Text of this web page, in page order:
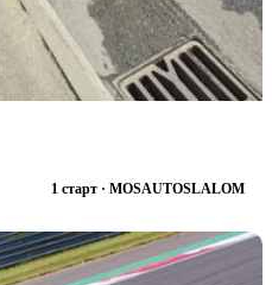
1 старт · MOSAUTOSLALOM